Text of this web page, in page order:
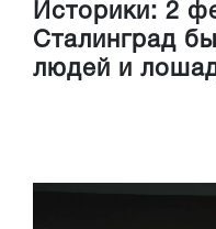
Историки: 2
Сталинград
людей и